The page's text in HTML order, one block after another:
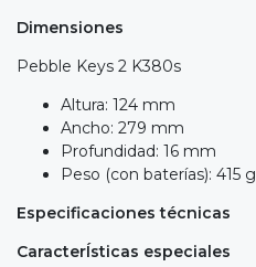
Dimensiones
Pebble Keys 2 K380s
Altura: 124 mm
Ancho: 279 mm
Profundidad: 16 mm
Peso (con baterías): 415 g
Especificaciones técnicas
CaracterÍsticas especiales